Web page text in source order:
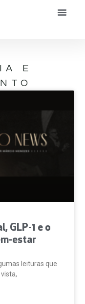
E
GLP-1 e o
estar
leituras que